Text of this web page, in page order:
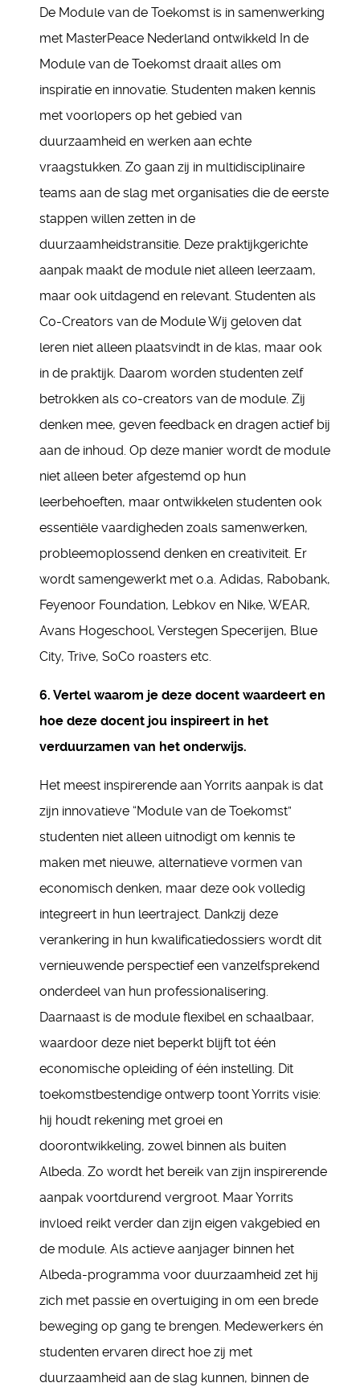
De Module van de Toekomst is in samenwerking
met MasterPeace Nederland ontwikkeld In de
Module van de Toekomst draait alles om
inspiratie en innovatie. Studenten maken kennis
met voorlopers op het gebied van
duurzaamheid en werken aan echte
vraagstukken. Zo gaan zij in multidisciplinaire
teams aan de slag met organisaties die de eerste
stappen willen zetten in de
duurzaamheidstransitie. Deze praktijkgerichte
aanpak maakt de module niet alleen leerzaam,
maar ook uitdagend en relevant. Studenten als
Co-Creators van de Module Wij geloven dat
leren niet alleen plaatsvindt in de klas, maar ook
in de praktijk. Daarom worden studenten zelf
betrokken als co-creators van de module. Zij
denken mee, geven feedback en dragen actief bij
aan de inhoud. Op deze manier wordt de module
niet alleen beter afgestemd op hun
leerbehoeften, maar ontwikkelen studenten ook
essentiële vaardigheden zoals samenwerken,
probleemoplossend denken en creativiteit. Er
wordt samengewerkt met o.a. Adidas, Rabobank,
Feyenoor Foundation, Lebkov en Nike, WEAR,
Avans Hogeschool, Verstegen Specerijen, Blue
City, Trive, SoCo roasters etc.
6. Vertel waarom je deze docent waardeert en
hoe deze docent jou inspireert in het
verduurzamen van het onderwijs.
Het meest inspirerende aan Yorrits aanpak is dat
zijn innovatieve “Module van de Toekomst”
studenten niet alleen uitnodigt om kennis te
maken met nieuwe, alternatieve vormen van
economisch denken, maar deze ook volledig
integreert in hun leertraject. Dankzij deze
verankering in hun kwalificatiedossiers wordt dit
vernieuwende perspectief een vanzelfsprekend
onderdeel van hun professionalisering.
Daarnaast is de module flexibel en schaalbaar,
waardoor deze niet beperkt blijft tot één
economische opleiding of één instelling. Dit
toekomstbestendige ontwerp toont Yorrits visie:
hij houdt rekening met groei en
doorontwikkeling, zowel binnen als buiten
Albeda. Zo wordt het bereik van zijn inspirerende
aanpak voortdurend vergroot. Maar Yorrits
invloed reikt verder dan zijn eigen vakgebied en
de module. Als actieve aanjager binnen het
Albeda-programma voor duurzaamheid zet hij
zich met passie en overtuiging in om een brede
beweging op gang te brengen. Medewerkers én
studenten ervaren direct hoe zij met
duurzaamheid aan de slag kunnen, binnen de